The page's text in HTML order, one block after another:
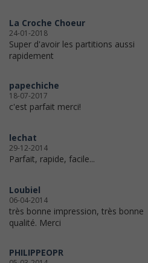
La Croche Choeur
24-01-2018
Super d'avoir les partitions aussi
rapidement
papechiche
18-07-2017
c'est parfait merci!
lechat
29-12-2014
Parfait, rapide, facile...
Loubiel
06-04-2014
très bonne impression, très bonne
qualité. Merci
PHILIPPEOPR